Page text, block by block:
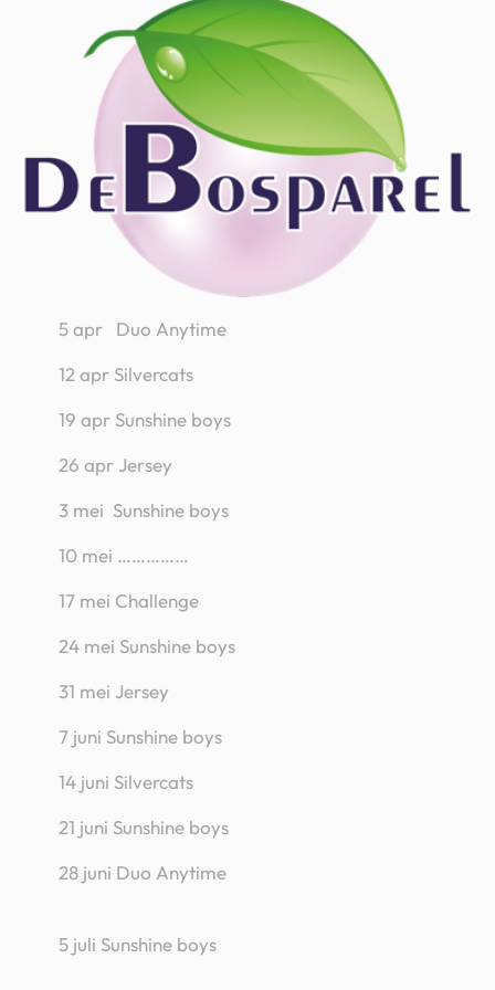
5 apr Duo Anytime
12 apr Silvercats
19 apr Sunshine boys
26 apr Jersey
3 mei Sunshine boys
10 mei ……………
17 mei Challenge
24 mei Sunshine boys
31 mei Jersey
7 juni Sunshine boys
14 juni Silvercats
21 juni Sunshine boys
28 juni Duo Anytime
5 juli Sunshine boys